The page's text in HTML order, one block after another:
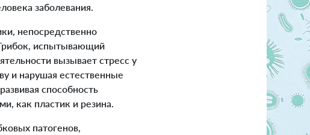
заболевания.
непосредственно
испытывающий
вызывает стресс у
и нарушая естественные
способность
как пластик и резина.
патогенов,